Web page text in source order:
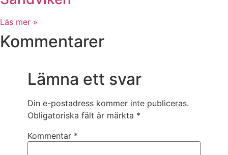
Läs mer »
Kommentarer
Lämna ett svar
Din e-postadress kommer inte publiceras.
Obligatoriska fält är märkta *
Kommentar *